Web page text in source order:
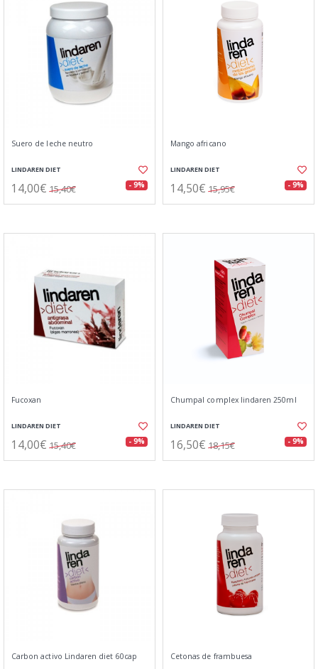
Suero de leche neutro
LINDAREN DIET
14,00€ 15,40€ - 9%
Mango africano
LINDAREN DIET
14,50€ 15,95€ - 9%
Fucoxan
LINDAREN DIET
14,00€ 15,40€ - 9%
Chumpal complex lindaren 250ml
LINDAREN DIET
16,50€ 18,15€ - 9%
Carbon activo Lindaren diet 60cap Cetonas de frambuesa